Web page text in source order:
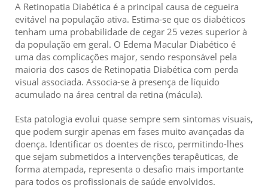
A Retinopatia Diabética é a principal causa de cegueira
evitável na população ativa. Estima-se que os diabéticos
tenham uma probabilidade de cegar 25 vezes superior à
da população em geral. O Edema Macular Diabético é
uma das complicações major, sendo responsável pela
maioria dos casos de Retinopatia Diabética com perda
visual associada. Associa-se à presença de líquido
acumulado na área central da retina (mácula).
Esta patologia evolui quase sempre sem sintomas visuais,
que podem surgir apenas em fases muito avançadas da
doença. Identificar os doentes de risco, permitindo-lhes
que sejam submetidos a intervenções terapêuticas, de
forma atempada, representa o desafio mais importante
para todos os profissionais de saúde envolvidos.